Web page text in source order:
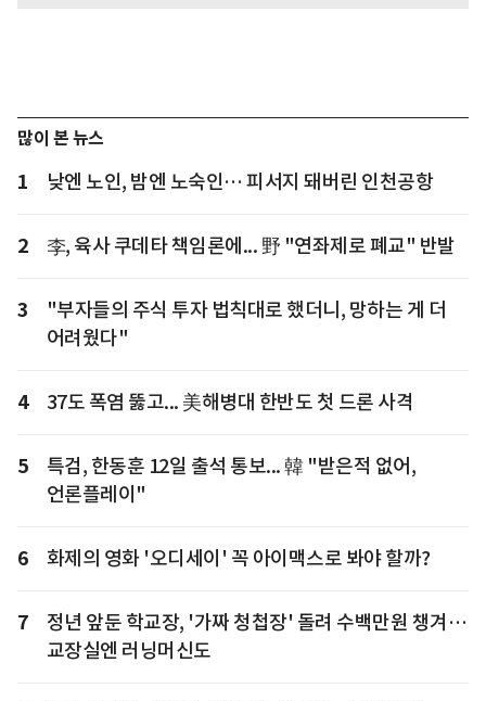
많이 본 뉴스
1 낮엔 노인, 밤엔 노숙인… 피서지 돼버린 인천공항
2 李, 육사 쿠데타 책임론에... 野 "연좌제로 폐교" 반발
3
"부자들의 주식 투자 법칙대로 했더니, 망하는 게 더
어려웠다"
4 37도 폭염 뚫고... 美해병대 한반도 첫 드론 사격
5
특검, 한동훈 12일 출석 통보... 韓 "받은적 없어,
언론플레이"
6 화제의 영화 '오디세이' 꼭 아이맥스로 봐야 할까?
7
정년 앞둔 학교장, '가짜 청첩장' 돌려 수백만원 챙겨…
교장실엔 러닝머신도